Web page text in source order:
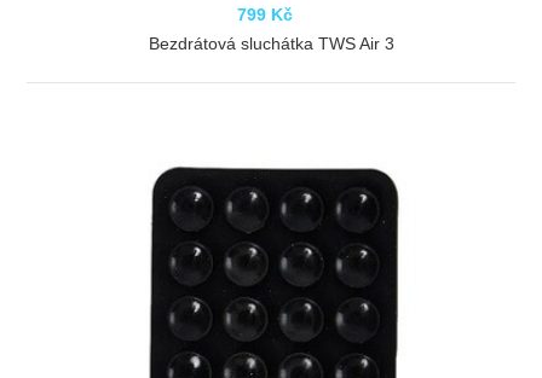
799 Kč
Bezdrátová sluchátka TWS Air 3